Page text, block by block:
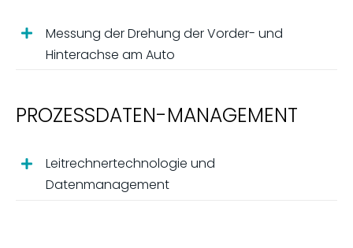
Messung der Drehung der Vorder- und
Hinterachse am Auto
PROZESSDATEN-MANAGEMENT
Leitrechnertechnologie und
Datenmanagement